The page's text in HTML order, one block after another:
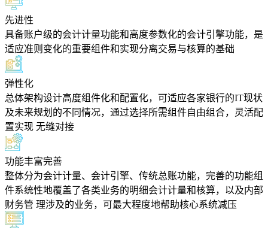
先进性
具备账户级的会计计量功能和高度参数化的会计引擎功能，是
适应准则变化的重要组件和实现分离交易与核算的基础
弹性化
总体架构设计高度组件化和配置化，可适应各家银行的IT现状
及未来规划的不同情况，通过选择所需组件自由组合，灵活配
置实现 无缝对接
功能丰富完善
整体分为会计计量、会计引擎、传统总账功能，完善的功能组
件系统性地覆盖了各类业务的明细会计计量和核算，以及内部
财务管 理涉及的业务，可最大程度地帮助核心系统减压